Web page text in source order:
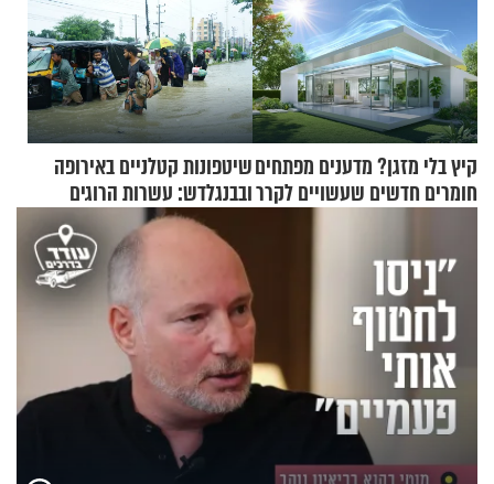
קיץ בלי מזגן? מדענים מפתחים
חומרים חדשים שעשויים לקרר
שיטפונות קטלניים באירופה
ובבנגלדש: עשרות הרוגים
ומיליון נפגעים